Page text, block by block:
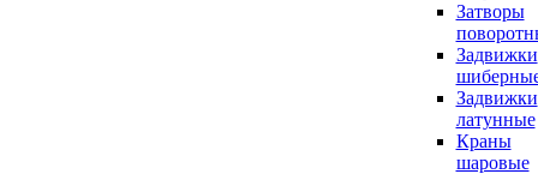
Затворы
Задвижки
Задвижки
латунные
Краны
шаровые